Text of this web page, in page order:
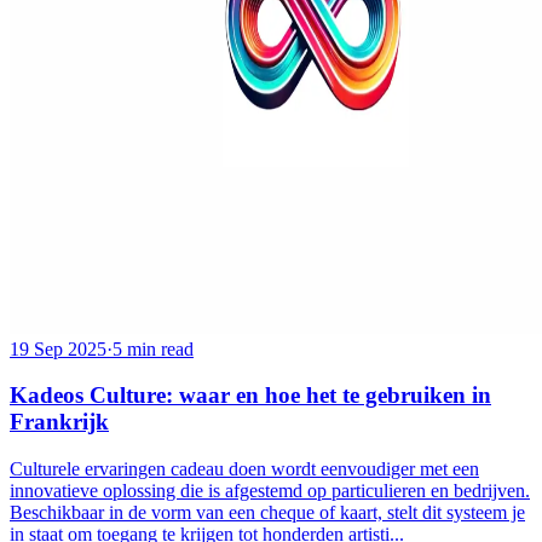
19 Sep 2025·5 min read
Kadeos Culture: waar en hoe het te gebruiken in
Frankrijk
Culturele ervaringen cadeau doen wordt eenvoudiger met een
innovatieve oplossing die is afgestemd op particulieren en bedrijven.
Beschikbaar in de vorm van een cheque of kaart, stelt dit systeem je
in staat om toegang te krijgen tot honderden artisti...